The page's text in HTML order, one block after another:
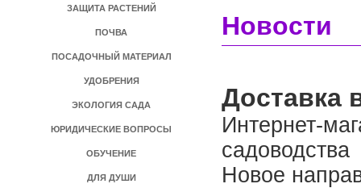
ЗАЩИТА РАСТЕНИЙ
ПОЧВА
ПОСАДОЧНЫЙ МАТЕРИАЛ
УДОБРЕНИЯ
ЭКОЛОГИЯ САДА
ЮРИДИЧЕСКИЕ ВОПРОСЫ
ОБУЧЕНИЕ
ДЛЯ ДУШИ
Новости
Доставка
Новое